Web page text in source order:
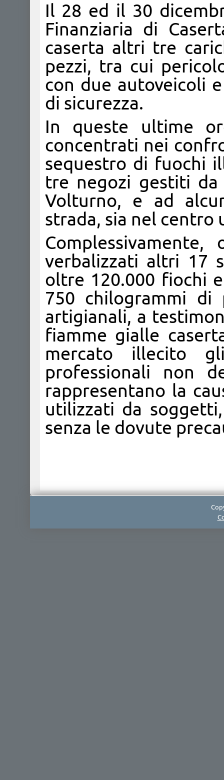
Il 28 ed il 30
Finanziaria di
caserta altri tre
pezzi, tra cui
con due autoveicoli
di sicurezza.
In queste ultime
concentrati nei
sequestro di fuochi
tre negozi gestiti da
Volturno, e ad
strada, sia nel centro
verbalizzati altri 17
oltre 120.000 fiochi
750 chilogrammi
artigianali, a
fiamme gialle
mercato illecito
professionali non
rappresentano la
utilizzati da
senza le dovute